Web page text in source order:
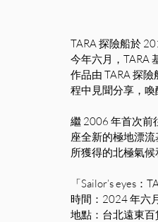
TARA 探險船於
今年六月，TARA
作品由 TARA 探
程中見聞分享，喚
繼 2006 年首次
座全新的極地漂
所獲得的北極氣
「Sailor’s eyes
時間：2024 年六
地點：台北遠東